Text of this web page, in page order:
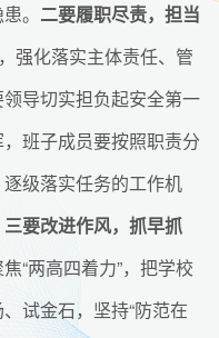
。 二要履职尽责，担当
强化落实主体责任、管
导切实担负起安全第一
班子成员要按照职责分
级落实任务的工作机
三要改进作风，抓早抓
“两高四着力”，把学校
试金石，坚持“防范在